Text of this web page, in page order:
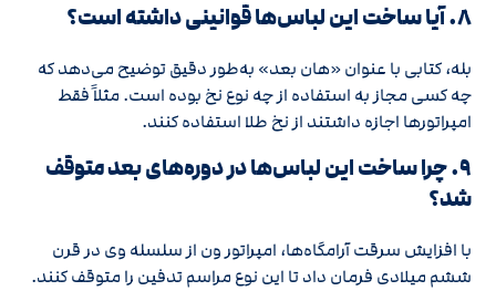
۸. آیا ساخت این لباس‌ها قوانینی داشته است؟
بله، کتابی با عنوان «هان بعد» به‌طور دقیق توضیح می‌دهد که
چه کسی مجاز به استفاده از چه نوع نخ بوده است. مثلاً فقط
امپراتورها اجازه داشتند از نخ طلا استفاده کنند.
۹. چرا ساخت این لباس‌ها در دوره‌های بعد متوقف
شد؟
با افزایش سرقت آرامگاه‌ها، امپراتور ون از سلسله وی در قرن
ششم میلادی فرمان داد تا این نوع مراسم تدفین را متوقف کنند.